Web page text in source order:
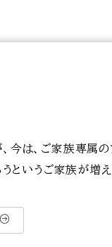
は、ご家族専属の
というご家族が増え